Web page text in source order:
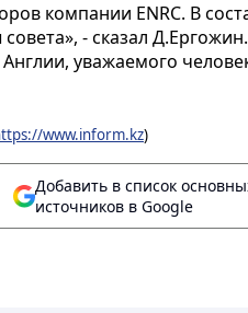
компании ENRC. В
- сказал
уважаемого
www.inform.kz)
Добавить в список
источников в Google